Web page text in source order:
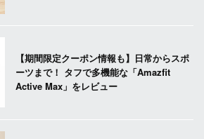
【期間限定クーポン情報も】日常からスポ
ーツまで！ タフで多機能な「Amazfit
Active Max」をレビュー